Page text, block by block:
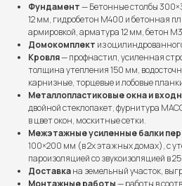
Фундамент— Бетонные столбы
12 мм, гидробетон М400 и бетонная
армировкой, арматура 12 мм, бетон
Домокомплект из
Кровля— профнастил, усиленная
толщина утепления 150 мм,
карнизные, торцевые и лобовые
Металлопластиковые окна и
двойной стеклопакет, фурнитура
в цвет окон, москитные сетки.
Межэтажные усиленные балки
100×200 мм (в 2х этажных домах), с
пароизоляцией со звукоизоляцией в
Доставкана земельный участок,